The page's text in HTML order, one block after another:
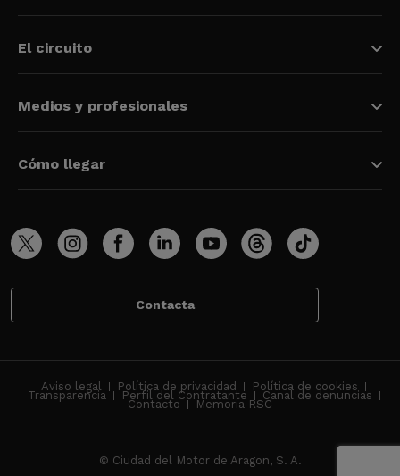
El circuito
Medios y profesionales
Cómo llegar
Contacta
Aviso legal Política de privacidad Política de cookies
Transparencia Perfil del Contratante Canal de denuncias
Contacto Memoria RSC
© Ciudad del Motor de Aragon, S. A.